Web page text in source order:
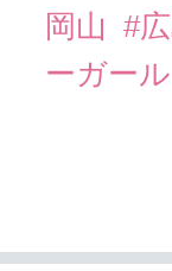
岡山
#
ーガール